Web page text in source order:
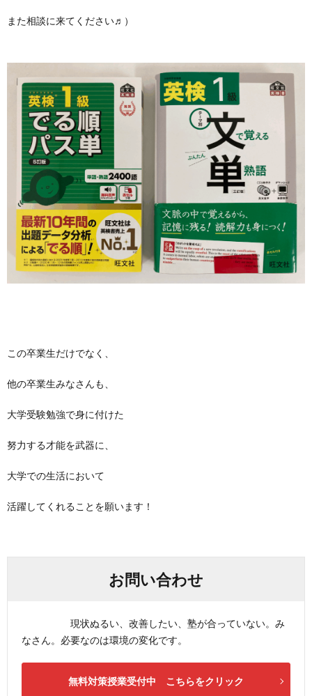
また相談に来てください♬）
この卒業生だけでなく、
他の卒業生みなさんも、
大学受験勉強で身に付けた
努力する才能を武器に、
大学での生活において
活躍してくれることを願います！
お問い合わせ
現状ぬるい、改善したい、塾が合っていない。み
なさん。必要なのは環境の変化です。
無料対策授業受付中 こちらをクリック